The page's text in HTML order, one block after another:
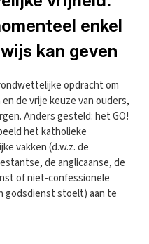
enkel
kan geven
opdracht om
de vrije keuze van ouders,
Anders gesteld: het GO!
het katholieke
vakken (d.w.z. de
de anglicaanse, de
of niet-confessionele
godsdienst stoelt) aan te